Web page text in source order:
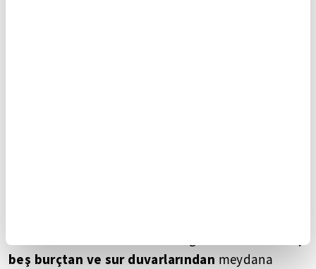
beş burçtan ve sur duvarlarından meydana